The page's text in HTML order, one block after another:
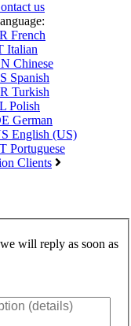
us
French
Italian
Chinese
Spanish
Turkish
Polish
German
English (US)
Portuguese
Clients
will reply as soon as